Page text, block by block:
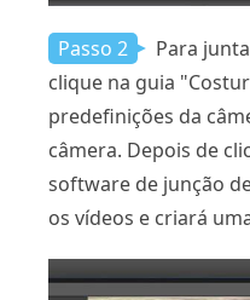
Passo 2
Para
clique na guia
predefinições da
câmera. Depois de
software de junção
os vídeos e criará